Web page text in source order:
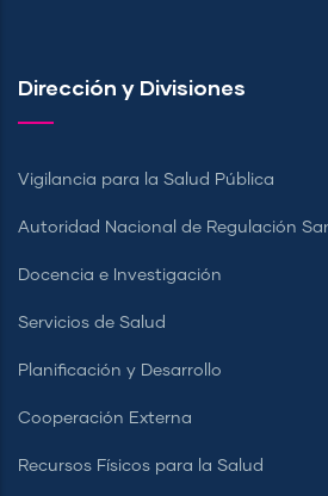
Dirección y Divisiones
Vigilancia para la Salud Pública
Autoridad Nacional de Regulación
Docencia e Investigación
Servicios de Salud
Planificación y Desarrollo
Cooperación Externa
Recursos Físicos para la Salud